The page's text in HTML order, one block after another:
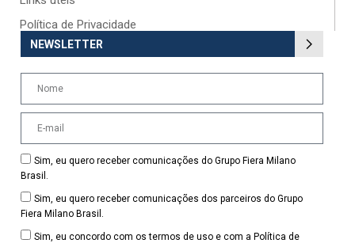
Política de Privacidade
NEWSLETTER
Sim, eu quero receber comunicações do Grupo Fiera Milano
Brasil.
Sim, eu quero receber comunicações dos parceiros do Grupo
Fiera Milano Brasil.
Sim, eu concordo com os termos de uso e com a Política de